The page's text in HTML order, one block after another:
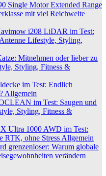
Single Motor Extended Range
mit viel Reichweite
i208 LiDAR im Test:
Lifestyle, Styling,
Mitnehmen oder lieber zu
Styling, Fitness &
im Test: Endlich
Allgemein
im Test: Saugen und
Styling, Fitness &
Ultra 1000 AWD im Test:
RTK, ohne Stress Allgemein
grenzenloser: Warum globale
verändern